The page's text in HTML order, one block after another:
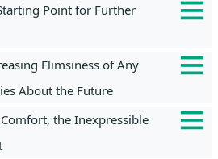
Point for Further
Flimsiness of Any
About the Future
the Inexpressible